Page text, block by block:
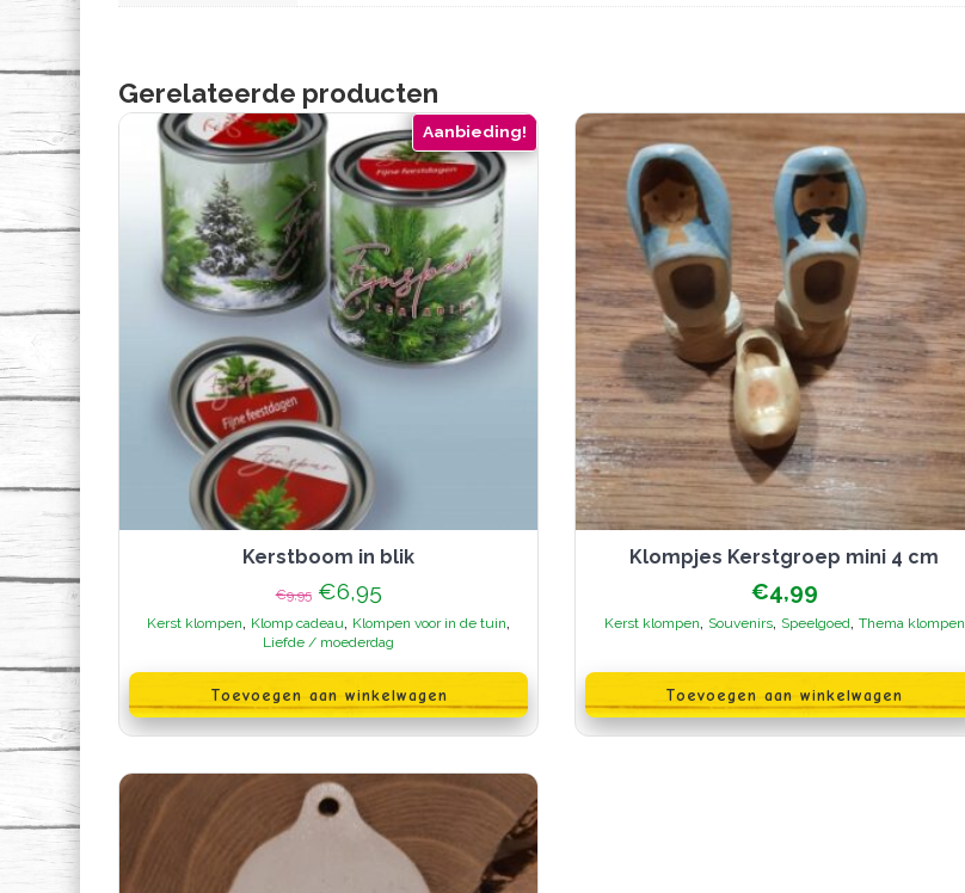
Gerelateerde producten
Aanbieding!
Kerstboom in blik
€9,95 Oorspronkelijke
prijs
was:
€6,95Huidige
is:
€6,95.
Kerst klompen, Klomp cadeau, Klompen voor in de tuin,
Liefde / moederdag
Toevoegen aan winkelwagen
Klompjes Kerstgroep mini 4 cm
€4,99
Kerst klompen, Souvenirs, Speelgoed, Thema klompen
Toevoegen aan winkelwagen